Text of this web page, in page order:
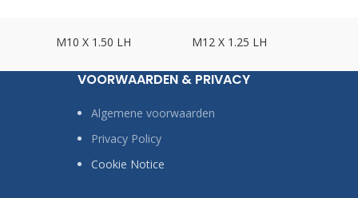
M10 X 1.50 LH M12 X 1.25 LH
VOORWAARDEN & PRIVACY
Algemene voorwaarden
Privacy Policy
Cookie Notice